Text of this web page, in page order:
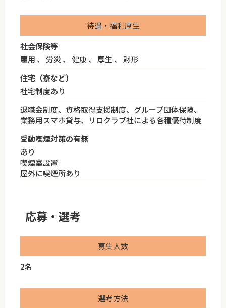
待遇・福利厚生
社会保険等
雇用 、 労災 、 健康 、 厚生 、 財形
住宅（寮など）
社宅制度あり
退職金制度、資格取得支援制度、グループ団体保険、
業務用スマホ貸与、リロクラブ社による各種優待制度
受動喫煙対策の有無
あり
喫煙室設置
屋外に喫煙所あり
応募・選考
募集人数
2名
選考方法